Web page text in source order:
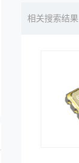
相关搜索结